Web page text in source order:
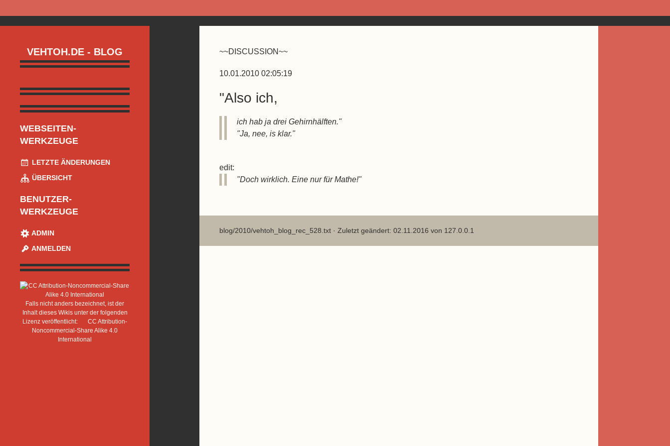
VEHTOH.DE - BLOG
WEBSEITEN-
WERKZEUGE
LETZTE ÄNDERUNGEN
ÜBERSICHT
BENUTZER-
WERKZEUGE
ADMIN
ANMELDEN
Falls nicht anders bezeichnet, ist der
Inhalt dieses Wikis unter der folgenden
Lizenz veröffentlicht:
CC Attribution-
Noncommercial-Share Alike 4.0
International
~~DISCUSSION~~
10.01.2010 02:05:19
"Also ich,
ich hab ja drei Gehirnhälften."
"Ja, nee, is klar."
edit:
"Doch wirklich. Eine nur für Mathe!"
blog/2010/vehtoh_blog_rec_528.txt · Zuletzt geändert: 02.11.2016 von 127.0.0.1